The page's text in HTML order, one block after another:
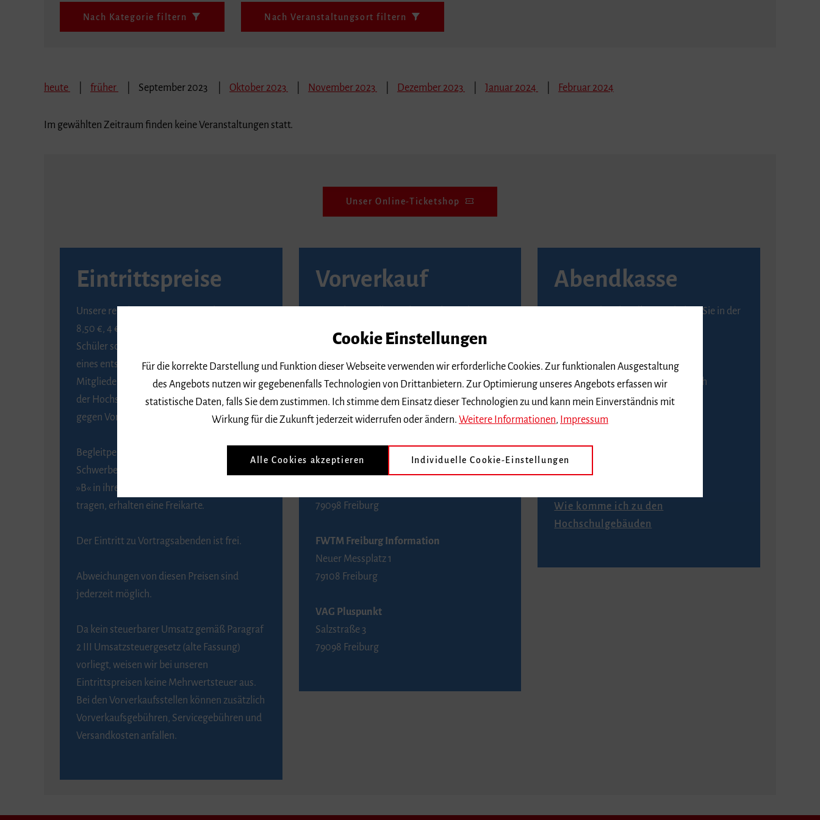
Nach Kategorie filtern Nach Veranstaltungsort filtern
heute früher September 2023 Oktober 2023 November 2023 Dezember 2023 Januar 2024 Februar 2024
Im gewählten Zeitraum finden keine Veranstaltungen statt.
Unser Online-Ticketshop
Eintrittspreise
Unsere regulären Eintrittspreise betragen
8,50 €, 4 € ermäßigt für Schülerinnen und
Schüler sowie Studierende gegen Vorlage
eines entsprechenden Nachweises, 6 € für
Mitglieder der Gesellschaft zur Förderung
der Hochschule für Musik Freiburg e. V.
gegen Vorlage des Mitgliedsausweises.
Begleitpersonen von Menschen mit
Schwerbehinderung, die das Merkzeichen
»B« in ihrem Schwerbehindertenausweis
tragen, erhalten eine Freikarte.
Der Eintritt zu Vortragsabenden ist frei.
Abweichungen von diesen Preisen sind
jederzeit möglich.
Da kein steuerbarer Umsatz gemäß Paragraf
2 III Umsatzsteuergesetz (alte Fassung)
vorliegt, weisen wir bei unseren
Eintrittspreisen keine Mehrwertsteuer aus.
Bei den Vorverkaufsstellen können zusätzlich
Vorverkaufsgebühren, Servicegebühren und
Versandkosten anfallen.
Vorverkauf
Seite von Reservix.
BZ-Kartenservice Freiburg
Kaiser-Joseph-Straße 229
79098 Freiburg
Telefon 0761 4968888 (Reservierungen sind
79098 Freiburg
FWTM Freiburg Information
Neuer Messplatz 1
79108 Freiburg
VAG Pluspunkt
Salzstraße 3
79098 Freiburg
Abendkasse
Karten an der Abendkasse erhalten Sie in der
An der Abendkasse ist ausschließlich
Barzahlung möglich.
Anfahrt
Wie komme ich zu den
Hochschulgebäuden
Cookie Einstellungen
Für die korrekte Darstellung und Funktion dieser Webseite verwenden wir erforderliche Cookies. Zur funktionalen Ausgestaltung
des Angebots nutzen wir gegebenenfalls Technologien von Drittanbietern. Zur Optimierung unseres Angebots erfassen wir
statistische Daten, falls Sie dem zustimmen. Ich stimme dem Einsatz dieser Technologien zu und kann mein Einverständnis mit
Wirkung für die Zukunft jederzeit widerrufen oder ändern. Weitere Informationen, Impressum
Alle Cookies akzeptieren Individuelle Cookie-Einstellungen